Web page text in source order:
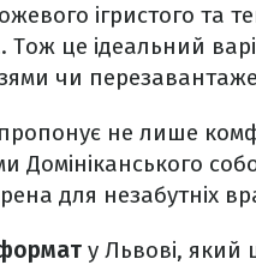
ігристого та
Тож це ідеальний
чи
пропонує не лише
Домініканського
для незабутніх
у Львові, який